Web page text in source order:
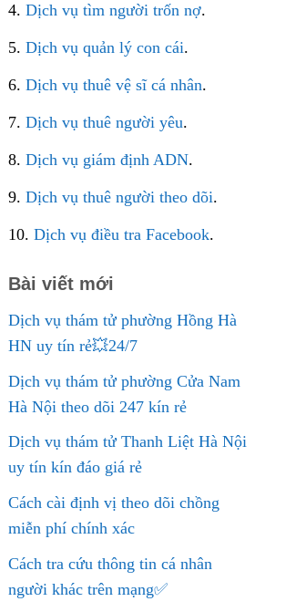
4. Dịch vụ tìm người trốn nợ.
5. Dịch vụ quản lý con cái.
6. Dịch vụ thuê vệ sĩ cá nhân.
7. Dịch vụ thuê người yêu.
8. Dịch vụ giám định ADN.
9. Dịch vụ thuê người theo dõi.
10. Dịch vụ điều tra Facebook.
Bài viết mới
Dịch vụ thám tử phường Hồng Hà
HN uy tín rẻ💥24/7
Dịch vụ thám tử phường Cửa Nam
Hà Nội theo dõi 247 kín rẻ
Dịch vụ thám tử Thanh Liệt Hà Nội
uy tín kín đáo giá rẻ
Cách cài định vị theo dõi chồng
miễn phí chính xác
Cách tra cứu thông tin cá nhân
người khác trên mạng✅